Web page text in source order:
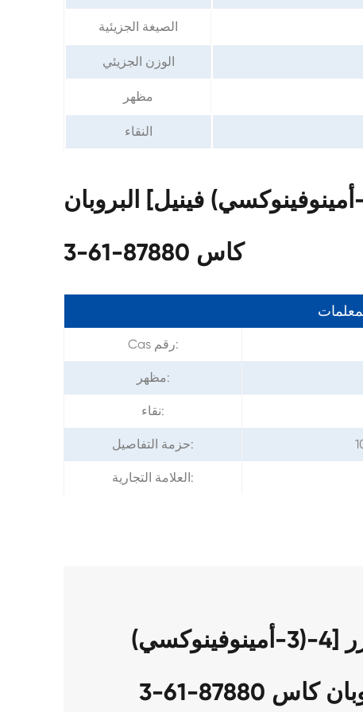
الصيغة الجزيئية
الوزن الجزيئي
مظهر
النقاء
من 2,2 '-مكرر [4-(3-أمينوفينوكسي) فينيل] البروبان
كاس 87880-61-3
Cas رقم:
مظهر:
نقاء:
حزمة التفاصيل:
العلامة التجارية:
حزمة من لدينا 2,2 '-مكرر [4-(3-أمينوفينوكسي)